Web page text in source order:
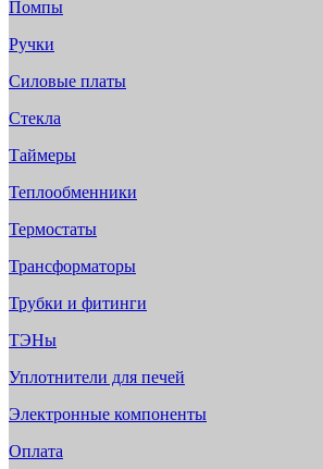
Помпы
Ручки
Силовые платы
Стекла
Таймеры
Теплообменники
Термостаты
Трансформаторы
Трубки и фитинги
ТЭНы
Уплотнители для печей
Электронные компоненты
Оплата